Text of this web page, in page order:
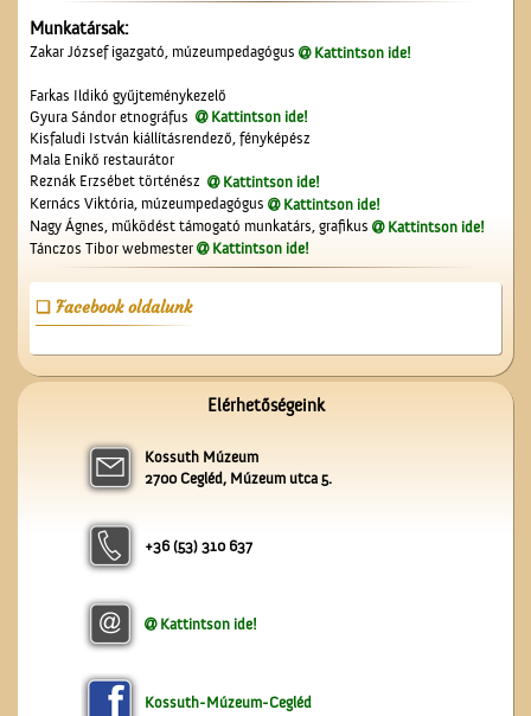
elsőáldozók
A Népbolt
A ceglédi katolikus
Munkatársak:
Zakar József igazgató, múzeumpedagógus Kattintson ide!
Farkas Ildikó gyűjteménykezelő
Gyura Sándor etnográfus
Kattintson ide!
Kisfaludi István kiállításrendező, fényképész
Mala Enikő restaurátor
Reznák Erzsébet történész
Kattintson ide!
Kernács Viktória, múzeumpedagógus
Kattintson ide!
Nagy Ágnes, működést támogató munkatárs, grafikus
Kattintson ide!
Tánczos Tibor webmester
Kattintson ide!
Facebook oldalunk
Elérhetőségeink
Kossuth Múzeum
2700 Cegléd, Múzeum utca 5.
+36 (53) 310 637
Kattintson ide!
Kossuth-Múzeum-Cegléd